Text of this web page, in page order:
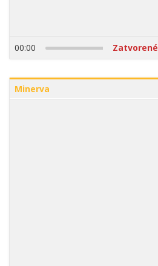
00:00 Zatvorené
Minerva